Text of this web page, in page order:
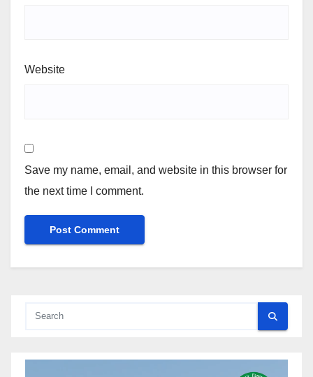
Website
Save my name, email, and website in this browser for
the next time I comment.